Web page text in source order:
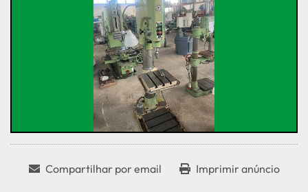
Compartilhar por email Imprimir anúncio